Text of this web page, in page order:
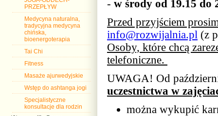
PRZEPŁYW
Medycyna naturalna,
tradycyjna medycyna
chińska,
bioenergoterapia
Tai Chi
Fitness
Masaże ajurwedyjskie
Wstęp do ashtanga jogi
Specjalistyczne
konsultacje dla rodzin
- w środy od 19.15 do
Przed przyjściem
info@rozwijalnia.pl (z
Osoby, które chcą
telefoniczne.
UWAGA! Od
uczestnictwa w
można wykupić